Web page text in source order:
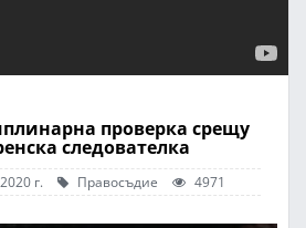
проверка срещу
следователка
г. Правосъдие 4971